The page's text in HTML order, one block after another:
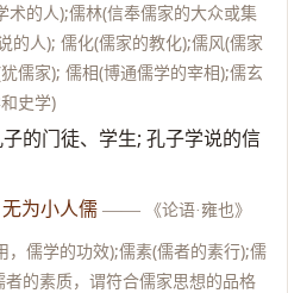
术的人);儒林(信奉儒家的大众或集
的人); 儒化(儒家的教化);儒风(儒家
儒家); 儒相(博通儒学的宰相);儒玄
史学)
的门徒、学生; 孔子学说的信
为小人儒 —— 《论语·雍也》
，儒学的功效);儒素(儒者的素行);儒
的素质，谓符合儒家思想的品格